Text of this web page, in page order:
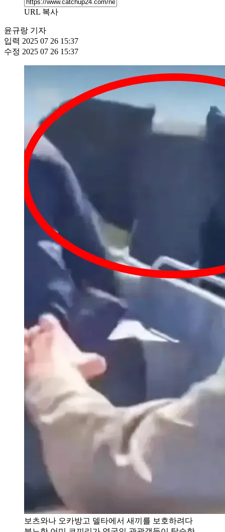
URL 복사
윤규랑 기자
입력 2025 07 26 15:37
수정 2025 07 26 15:37
보츠와나 오카방고 델타에서 새끼를 보호하려다